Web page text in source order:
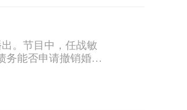
。节目中，任战敏
务能否申请撤销婚